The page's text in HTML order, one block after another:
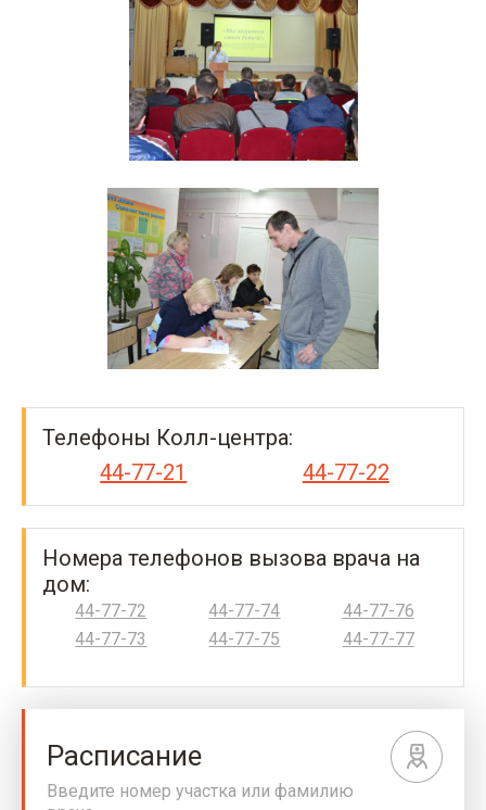
Телефоны Колл-центра:
44-77-21
44-77-22
Номера телефонов вызова врача на
дом:
44-77-72
44-77-73
44-77-74
44-77-75
44-77-76
44-77-77
Расписание
Введите номер участка или фамилию